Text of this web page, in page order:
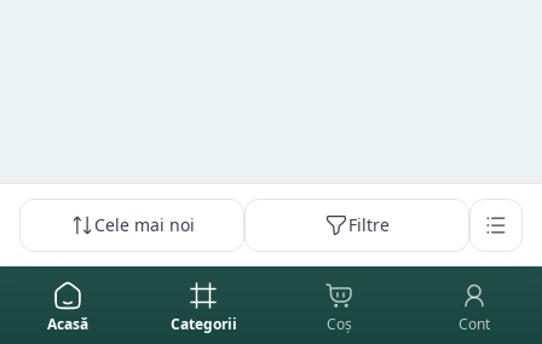
Cele mai noi Filtre
Acasă Categorii Coș Cont